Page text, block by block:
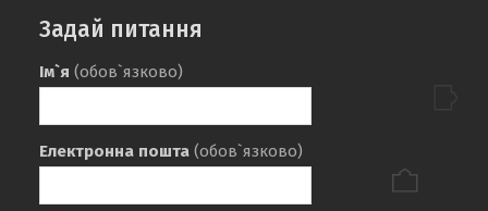
Задай питання
Ім`я (обов`язково)
Електронна пошта (обов`язково)